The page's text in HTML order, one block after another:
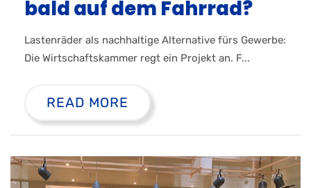
bald auf dem Fahrrad?
Lastenräder als nachhaltige Alternative fürs Gewerbe:
Die Wirtschaftskammer regt ein Projekt an. F...
READ MORE